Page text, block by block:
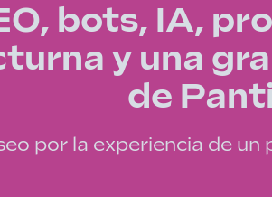
bots, IA,
y una
de
por la experiencia de